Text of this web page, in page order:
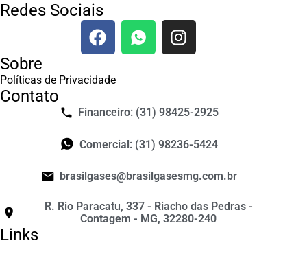
Links
Contato
Financeiro: (31) 98425-2925
Comercial: (31) 98236-5424
brasilgases@brasilgasesmg.com.br
R. Rio Paracatu, 337 - Riacho das Pedras -
Contagem - MG, 32280-240
Redes Sociais
Sobre
Políticas de Privacidade